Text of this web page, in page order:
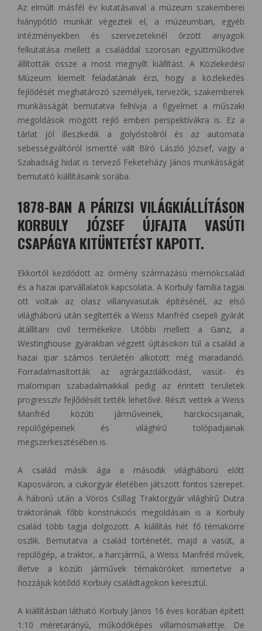
Az elmúlt másfél év kutatásaival a múzeum szakemberei
hiánypótló munkát végeztek el, a múzeumban, egyéb
intézményekben és szervezeteknél őrzött anyagok
felkutatása mellett a családdal szorosan együttműködve
állították össze a most megnyílt kiállítást. A Közlekedési
Múzeum kiemelt feladatának érzi, hogy a közlekedés
fejlődését meghatározó személyek, tervezők, szakemberek
munkásságát bemutatva felhívja a figyelmet a műszaki
megoldások mögött rejlő emberi perspektívákra is. Ez a
tárlat jól illeszkedik a golyóstollról és az automata
sebességváltóról ismertté vált Bíró László József, vagy a
Szabadság hidat is tervező Feketeházy János munkásságát
bemutató kiállításaink sorába.
1878-BAN A PÁRIZSI VILÁGKIÁLLÍTÁSON
KORBULY JÓZSEF ÚJFAJTA VASÚTI
CSAPÁGYA KITÜNTETÉST KAPOTT.
Ekkortól kezdődött az örmény származású mérnökcsalád
és a hazai iparvállalatok kapcsolata. A Korbuly família tagjai
ott voltak az olasz villanyvasutak építésénél, az első
világháború után segítették a Weiss Manfréd csepeli gyárát
átállítani civil termékekre. Utóbbi mellett a Ganz, a
Westinghouse gyárakban végzett újításokon túl a család a
hazai ipar számos területén alkotott még maradandó.
Forradalmasították az agrárgazdálkodást, vasút- és
malomipari szabadalmaikkal pedig az érintett területek
progresszív fejlődését tették lehetővé. Részt vettek a Weiss
Manfréd közúti járműveinek, harckocsijainak,
repülőgépeinek és világhírű tolópadjainak
megszerkesztésében is.
A család másik ága a második világháború előtt
Kaposváron, a cukorgyár életében játszott fontos szerepet.
A háború után a Vörös Csillag Traktorgyár világhírű Dutra
traktorának főbb konstrukciós megoldásain is a Korbuly
család több tagja dolgozott. A kiállítás hét fő témakörre
oszlik. Bemutatva a család történetét, majd a vasút, a
repülőgép, a traktor, a harcjármű, a Weiss Manfréd művek,
illetve a közúti járművek témaköröket ismertetve a
hozzájuk kötődő Korbuly családtagokon keresztül.
A kiállításban látható Korbuly János 16 éves korában épített
1:10 méretarányú, működőképes villamosmakettje. De